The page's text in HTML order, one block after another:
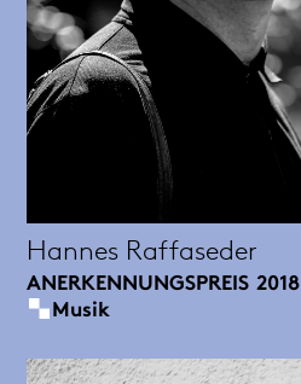
Hannes Raffaseder
ANERKENNUNGSPREIS 2018
Musik